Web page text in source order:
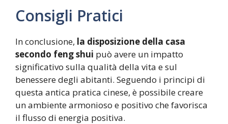
Consigli Pratici
In conclusione, la disposizione della casa
secondo feng shui può avere un impatto
significativo sulla qualità della vita e sul
benessere degli abitanti. Seguendo i principi di
questa antica pratica cinese, è possibile creare
un ambiente armonioso e positivo che favorisca
il flusso di energia positiva.